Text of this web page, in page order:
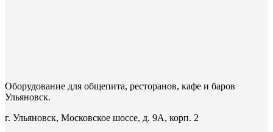
Оборудование для общепита, ресторанов, кафе и баров
Ульяновск.
г. Ульяновск, Московское шоссе, д. 9А, корп. 2